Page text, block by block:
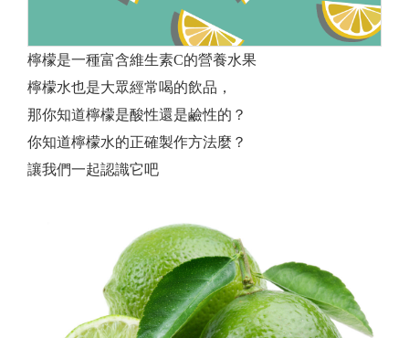
檸檬是一種富含維生素C的營養水果
檸檬水也是大眾經常喝的飲品，
那你知道檸檬是酸性還是鹼性的？
你知道檸檬水的正確製作方法麼？
讓我們一起認識它吧